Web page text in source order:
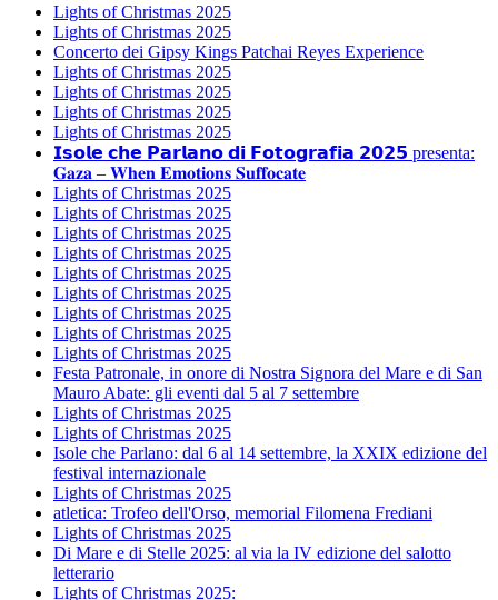
Lights of Christmas 2025
Lights of Christmas 2025
Concerto dei Gipsy Kings Patchai Reyes Experience
Lights of Christmas 2025
Lights of Christmas 2025
Lights of Christmas 2025
Lights of Christmas 2025
𝗜𝘀𝗼𝗹𝗲 𝗰𝗵𝗲 𝗣𝗮𝗿𝗹𝗮𝗻𝗼 𝗱𝗶 𝗙𝗼𝘁𝗼𝗴𝗿𝗮𝗳𝗶𝗮 𝟮𝟬𝟮𝟱 presenta:
𝐆𝐚𝐳𝐚 – 𝐖𝐡𝐞𝐧 𝐄𝐦𝐨𝐭𝐢𝐨𝐧𝐬 𝐒𝐮𝐟𝐟𝐨𝐜𝐚𝐭𝐞
Lights of Christmas 2025
Lights of Christmas 2025
Lights of Christmas 2025
Lights of Christmas 2025
Lights of Christmas 2025
Lights of Christmas 2025
Lights of Christmas 2025
Lights of Christmas 2025
Lights of Christmas 2025
Festa Patronale, in onore di Nostra Signora del Mare e di San
Mauro Abate: gli eventi dal 5 al 7 settembre
Lights of Christmas 2025
Lights of Christmas 2025
Isole che Parlano: dal 6 al 14 settembre, la XXIX edizione del
festival internazionale
Lights of Christmas 2025
atletica: Trofeo dell'Orso, memorial Filomena Frediani
Lights of Christmas 2025
Di Mare e di Stelle 2025: al via la IV edizione del salotto
letterario
Lights of Christmas 2025: